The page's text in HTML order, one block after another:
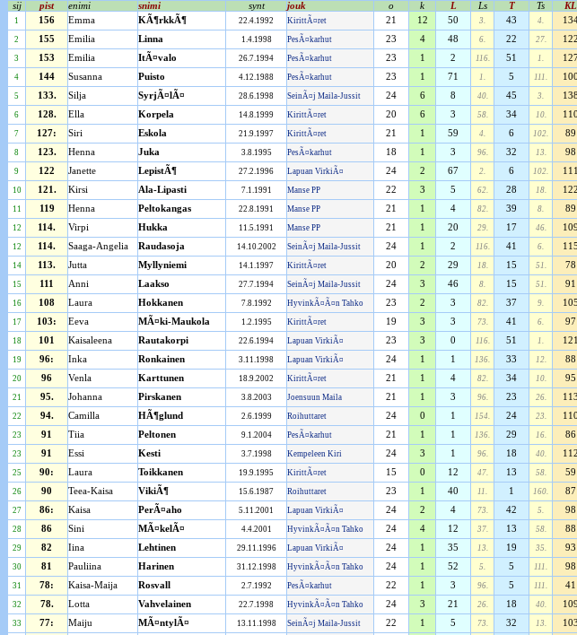
sij pist enimi snimi synt jouk o k L Ls T Ts KL
1 156 Emma KÃ¶rkkÃ¶ 22.4.1992 KirittÃ¤ret 21 12 50 3. 43 4.
2 155 Emilia Linna 1.4.1998 PesÃ¤karhut 23 4 48 6. 22 27. 122
3 153 Emilia ItÃ¤valo 26.7.1994 PesÃ¤karhut 23 1 2 116. 51 1.
4 144 Susanna Puisto 4.12.1988 PesÃ¤karhut 23 1 71 1. 5 111. 100
5 133. Silja SyrjÃ¤lÃ¤ 28.6.1998 SeinÃ¤j Maila-Jussit 24 6 8 40. 45 3. 138
6 128. Ella Korpela 14.8.1999 KirittÃ¤ret 20 6 3 58. 34 10. 110
7 127: Siri Eskola 21.9.1997 KirittÃ¤ret 21 1 59 4. 6 102. 89
8 123. Henna Juka 3.8.1995 PesÃ¤karhut 18 1 3 96. 32 13. 98
9 122 Janette LepistÃ¶ 27.2.1996 Lapuan VirkiÃ¤ 24 2 67 2. 6 102. 111
10 121. Kirsi Ala-Lipasti 7.1.1991 Manse PP 22 3 5 62. 28 18. 122
11 119 Henna Peltokangas 22.8.1991 Manse PP 21 1 4 82. 39 8. 89
12 114. Virpi Hukka 11.5.1991 Manse PP 21 1 20 29. 17 46. 109
12 114. Saaga-Angelia Raudasoja 14.10.2002 SeinÃ¤j Maila-Jussit 24 1 2 116. 41 6. 115
14 113. Jutta Myllyniemi 14.1.1997 KirittÃ¤ret 20 2 29 18. 15 51. 78
15 111 Anni Laakso 27.7.1994 SeinÃ¤j Maila-Jussit 24 3 46 8. 15 51. 91
16 108 Laura Hokkanen 7.8.1992 HyvinkÃ¤Ã¤n Tahko 23 2 3 82. 37 9. 105
17 103: Eeva MÃ¤ki-Maukola 1.2.1995 KirittÃ¤ret 19 3 3 73. 41 6. 97
18 101 Kaisaleena Rautakorpi 22.6.1994 Lapuan VirkiÃ¤ 23 3 0 116. 51 1. 121
19 96: Inka Ronkainen 3.11.1998 Lapuan VirkiÃ¤ 24 1 1 136. 33 12. 88
20 96 Venla Karttunen 18.9.2002 KirittÃ¤ret 21 1 4 82. 34 10. 95
21 95. Johanna Pirskanen 3.8.2003 Joensuun Maila 21 1 3 96. 23 26. 113
22 94. Camilla HÃ¶glund 2.6.1999 Roihuttaret 24 0 1 154. 24 23. 110
23 91 Tiia Peltonen 9.1.2004 PesÃ¤karhut 21 1 1 136. 29 16. 86
23 91 Essi Kesti 3.7.1998 Kempeleen Kiri 24 3 1 96. 18 40. 112
25 90: Laura Toikkanen 19.9.1995 KirittÃ¤ret 15 0 12 47. 13 58. 59
26 90 Teea-Kaisa VikiÃ¶ 15.6.1987 Roihuttaret 23 1 40 11. 1 160. 87
27 86: Kaisa PerÃ¤aho 5.11.2001 Lapuan VirkiÃ¤ 24 2 4 73. 42 5. 98
28 86 Sini MÃ¤kelÃ¤ 4.4.2001 HyvinkÃ¤Ã¤n Tahko 24 4 12 37. 13 58. 88
29 82 Iina Lehtinen 29.11.1996 Lapuan VirkiÃ¤ 24 1 35 13. 19 35. 93
30 81 Pauliina Harinen 31.12.1998 HyvinkÃ¤Ã¤n Tahko 24 1 52 5. 5 111. 98
31 78: Kaisa-Maija Rosvall 2.7.1992 PesÃ¤karhut 22 1 3 96. 5 111. 41
32 78. Lotta Vahvelainen 22.7.1998 HyvinkÃ¤Ã¤n Tahko 24 3 21 26. 18 40. 109
33 77: Maiju MÃ¤ntylÃ¤ 13.11.1998 SeinÃ¤j Maila-Jussit 22 1 5 73. 32 13. 103